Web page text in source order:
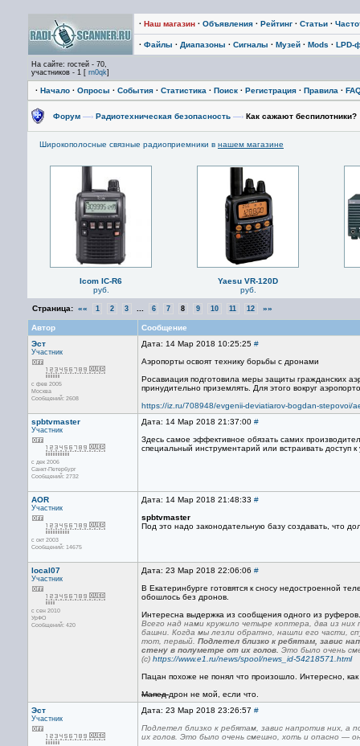
· Наш магазин · Объявления · Рейтинг · Статьи ·
· Файлы · Диапазоны · Сигналы · Музей · Mods · LPD-
На сайте: гостей - 70,
участников - 1 [ rn0qk]
· Начало · Опросы · События · Статистика · Поиск · Регистрация · Правила ·
Форум —› Радиотехническая безопасность —› Как сажают беспилотники?
Широкополосные связные радиоприемники в нашем магазине
Icom IC-R6
руб.
Yaesu VR-120D
руб.
Страница: «« 1 2 3 6 7 8 9 10 11 12 »»
Автор
Сообщение
Эст
Участник
с фев 2005
Москва
Сообщений: 2608
Дата: 14 Мар 2018 10:25:25 #
Аэропорты освоят технику борьбы с дронами
Росавиация подготовила меры защиты гражданских
принудительно приземлять. Для этого вокруг
https://iz.ru/708948/evgenii-deviatiarov-bogdan-stepovoi/
spbtvmaster
Участник
с дек 2006
Санкт-Петербург
Сообщений: 2732
Дата: 14 Мар 2018 21:37:00 #
Здесь самое эффективное обязать самих
специальный инструментарий или встраивать доступ
AOR
Участник
с окт 2003
Сообщений: 14675
Дата: 14 Мар 2018 21:48:33 #
spbtvmaster
Под это надо законодательную базу создавать, что
local07
Участник
с сен 2010
УрФО
Сообщений: 420
Дата: 23 Мар 2018 22:06:06 #
В Екатеринбурге готовятся к сносу недостроенной
обошлось без дронов.
Интересна выдержка из сообщения одного из руферов.
Всего над нами кружило четыре коптера, два из них
башни. Когда мы лезли обратно, нашли его части,
тот, первый. Подлетел близко к ребятам, завис
стену в полуметре от их голов. Это было очень
(с) https://www.e1.ru/news/spool/news_id-54218571.html
Пацан похоже не понял что произошло. Интересно,
Мапеддрон не мой, если что.
Эст
Участник
Дата: 23 Мар 2018 23:26:57 #
Подлетел близко к ребятам, завис напротив них, а
их голов. Это было очень смешно, хоть и опасно —